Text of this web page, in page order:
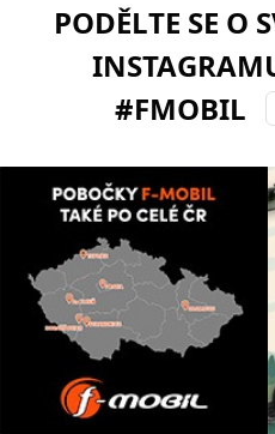
PODĚLTE SE O
#FMOBIL